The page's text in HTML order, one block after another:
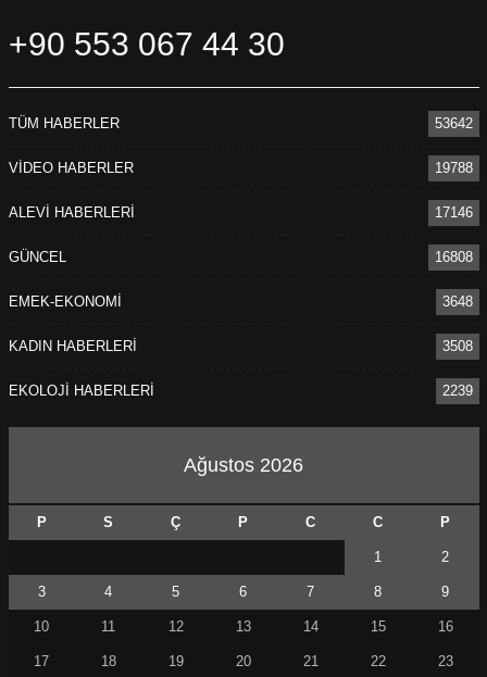
+90 553 067 44 30
TÜM HABERLER 53642
VİDEO HABERLER 19788
ALEVİ HABERLERİ 17146
GÜNCEL 16808
EMEK-EKONOMİ 3648
KADIN HABERLERİ 3508
EKOLOJİ HABERLERİ 2239
Ağustos 2026
P S Ç P C C P
1 2
3 4 5 6 7 8 9
10 11 12 13 14 15 16
17 18 19 20 21 22 23